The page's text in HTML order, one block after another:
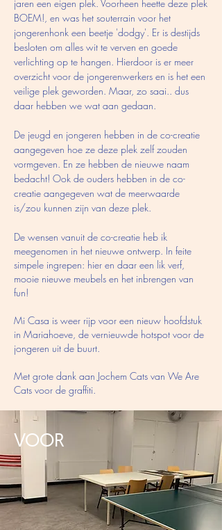
jaren een eigen plek. Voorheen heette deze plek
BOEM!, en was het souterrain voor het
jongerenhonk een beetje 'dodgy'. Er is destijds
besloten om alles wit te verven en goede
verlichting op te hangen. Hierdoor is er meer
overzicht voor de jongerenwerkers en is het een
veilige plek geworden. Maar, zo saai.. dus
daar hebben we wat aan gedaan.
De jeugd en jongeren hebben in de co-creatie
aangegeven hoe ze deze plek zelf zouden
vormgeven. En ze hebben de nieuwe naam
bedacht! Ook de ouders hebben in de co-
creatie aangegeven wat de meerwaarde
is/zou kunnen zijn van deze plek.
De wensen vanuit de co-creatie heb ik
meegenomen in het nieuwe ontwerp. In feite
simpele ingrepen: hier en daar een lik verf,
mooie nieuwe meubels en het inbrengen van
fun!
Mi Casa is weer rijp voor een nieuw hoofdstuk
in Mariahoeve, de vernieuwde hotspot voor de
jongeren uit de buurt.
Met grote dank aan Jochem Cats van We Are
Cats voor de graffiti.
VOOR